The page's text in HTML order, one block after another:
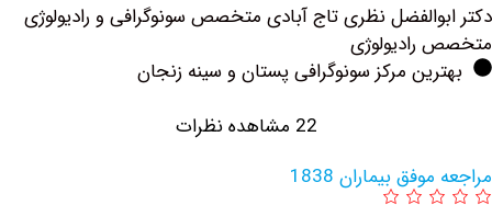
نظری تاج آبادی متخصص سونوگرافی و رادیولوژی
مرکز سونوگرافی پستان و سینه زنجان
بیماران 1838